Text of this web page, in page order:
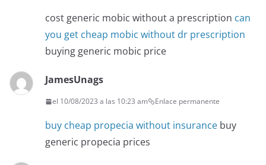
cost generic mobic without a prescription can
you get cheap mobic without dr prescription
buying generic mobic price
JamesUnags
el 10/08/2023 a las 10:23 am Enlace permanente
buy cheap propecia without insurance buy
generic propecia prices